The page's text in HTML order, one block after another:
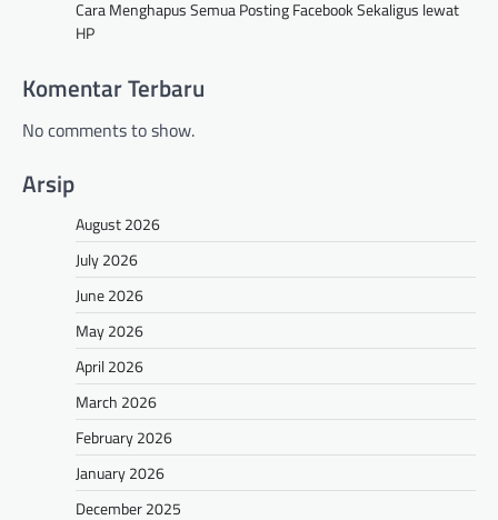
Cara Menghapus Semua Posting Facebook Sekaligus lewat
HP
Komentar Terbaru
No comments to show.
Arsip
August 2026
July 2026
June 2026
May 2026
April 2026
March 2026
February 2026
January 2026
December 2025